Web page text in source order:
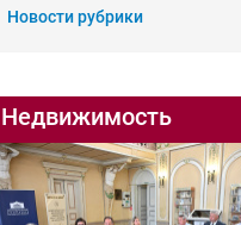
Новости рубрики
Недвижимость